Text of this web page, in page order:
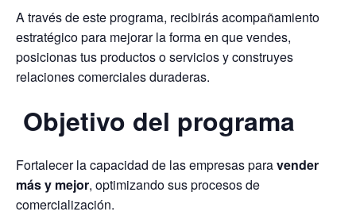
A través de este programa, recibirás acompañamiento
estratégico para mejorar la forma en que vendes,
posicionas tus productos o servicios y construyes
relaciones comerciales duraderas.
Objetivo del programa
Fortalecer la capacidad de las empresas paravender
más y mejor, optimizando sus procesos de
comercialización.